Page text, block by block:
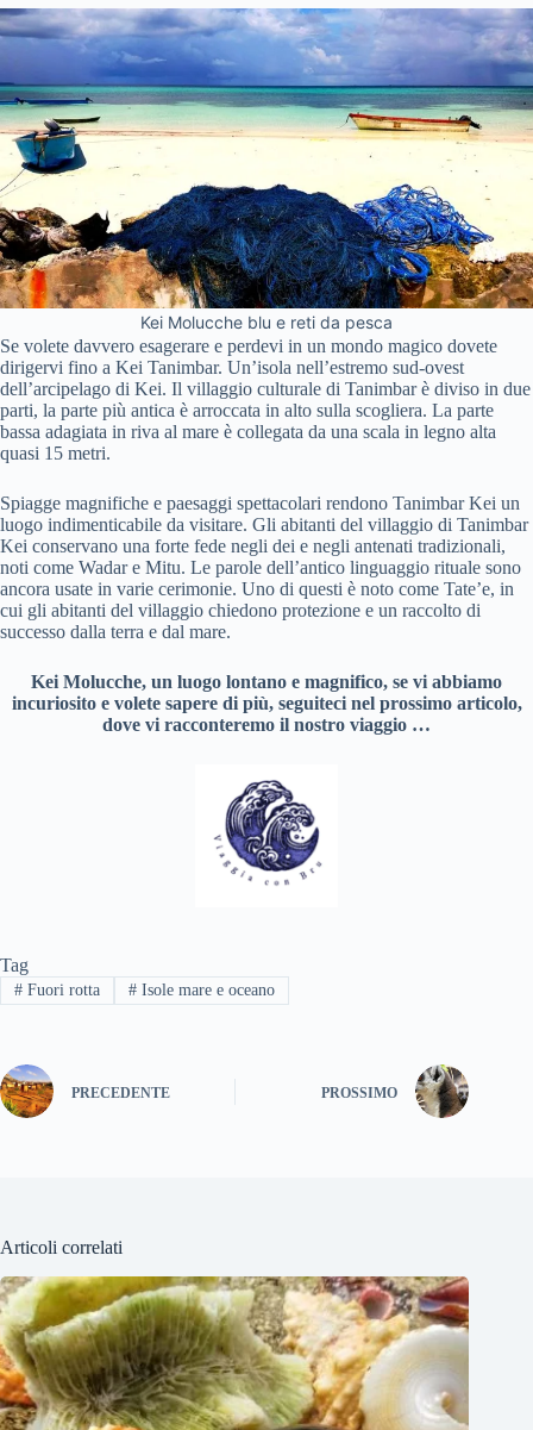
Kei Molucche blu e reti da pesca
Se volete davvero esagerare e perdevi in un mondo magico dovete
dirigervi fino a Kei Tanimbar. Un’isola nell’estremo sud-ovest
dell’arcipelago di Kei. Il villaggio culturale di Tanimbar è diviso in due
parti, la parte più antica è arroccata in alto sulla scogliera. La parte
bassa adagiata in riva al mare è collegata da una scala in legno alta
quasi 15 metri.
Spiagge magnifiche e paesaggi spettacolari rendono Tanimbar Kei un
luogo indimenticabile da visitare. Gli abitanti del villaggio di Tanimbar
Kei conservano una forte fede negli dei e negli antenati tradizionali,
noti come Wadar e Mitu. Le parole dell’antico linguaggio rituale sono
ancora usate in varie cerimonie. Uno di questi è noto come Tate’e, in
cui gli abitanti del villaggio chiedono protezione e un raccolto di
successo dalla terra e dal mare.
Kei Molucche, un luogo lontano e magnifico, se vi abbiamo
incuriosito e volete sapere di più, seguiteci nel prossimo articolo,
dove vi racconteremo il nostro viaggio …
Tag
#Fuori rotta #Isole mare e oceano
PRECEDENTE PROSSIMO
Articoli correlati